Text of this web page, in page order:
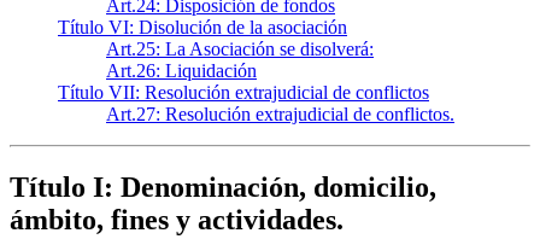
Art.24: Disposición de fondos
Título VI: Disolución de la asociación
Art.25: La Asociación se disolverá:
Art.26: Liquidación
Título VII: Resolución extrajudicial de conflictos
Art.27: Resolución extrajudicial de conflictos.
Título I: Denominación, domicilio,
ámbito, fines y actividades.